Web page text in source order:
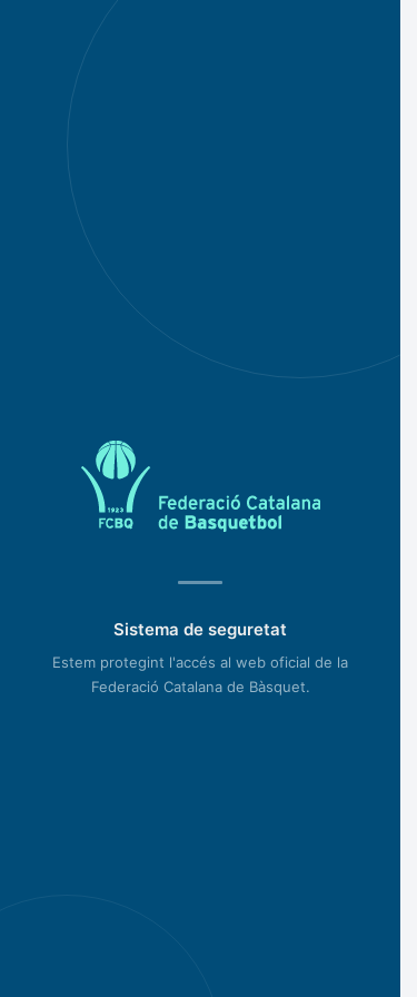
Sistema de seguretat
Estem protegint l'accés al web oficial de la
Federació Catalana de Bàsquet.